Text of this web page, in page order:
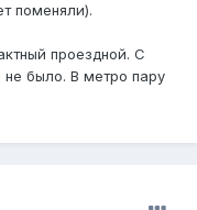
поменяли).
проездной. С
было. В метро пару